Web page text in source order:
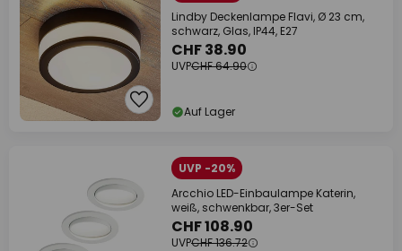
Lindby Deckenlampe Flavi, Ø 23 cm,
schwarz, Glas, IP44, E27
CHF 38.90
UVPCHF 64.90
Auf Lager
UVP -20%
Arcchio LED-Einbaulampe Katerin,
weiß, schwenkbar, 3er-Set
CHF 108.90
UVPCHF 136.72